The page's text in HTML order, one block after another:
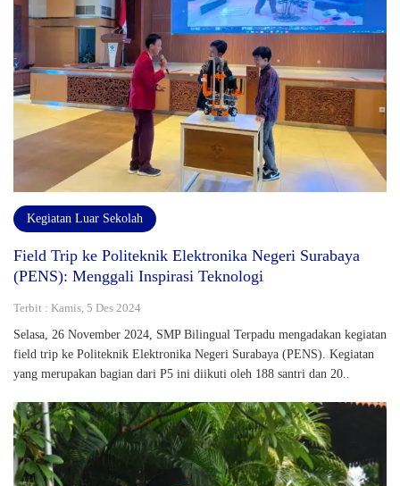
Kegiatan Luar Sekolah
Field Trip ke Politeknik Elektronika Negeri Surabaya
(PENS): Menggali Inspirasi Teknologi
Terbit : Kamis, 5 Des 2024
Selasa, 26 November 2024, SMP Bilingual Terpadu mengadakan kegiatan
field trip ke Politeknik Elektronika Negeri Surabaya (PENS). Kegiatan
yang merupakan bagian dari P5 ini diikuti oleh 188 santri dan 20..